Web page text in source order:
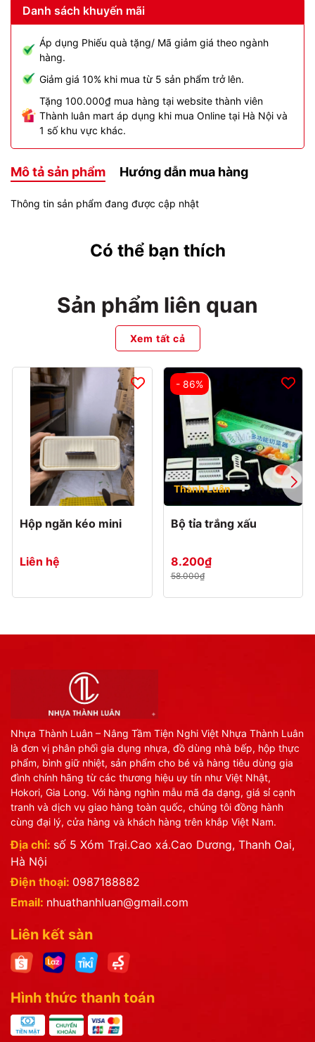
Danh sách khuyến mãi
Áp dụng Phiếu quà tặng/ Mã giảm giá theo ngành
hàng.
Giảm giá 10% khi mua từ 5 sản phẩm trở lên.
Tặng 100.000₫ mua hàng tại website thành viên
Thành luân mart áp dụng khi mua Online tại Hà Nội và
1 số khu vực khác.
Mô tả sản phẩm Hướng dẫn mua hàng
Thông tin sản phẩm đang được cập nhật
Có thể bạn thích
Sản phẩm liên quan
Xem tất cả
Hộp ngăn kéo mini
Liên hệ
- 86%
Thành Luân
Bộ tỉa trắng xấu
8.200₫
58.000₫
Nhựa Thành Luân – Nâng Tầm Tiện Nghi Việt Nhựa Thành Luân
là đơn vị phân phối gia dụng nhựa, đồ dùng nhà bếp, hộp thực
phẩm, bình giữ nhiệt, sản phẩm cho bé và hàng tiêu dùng gia
đình chính hãng từ các thương hiệu uy tín như Việt Nhật,
Hokori, Gia Long. Với hàng nghìn mẫu mã đa dạng, giá sỉ cạnh
tranh và dịch vụ giao hàng toàn quốc, chúng tôi đồng hành
cùng đại lý, cửa hàng và khách hàng trên khắp Việt Nam.
Địa chỉ: số 5 Xóm Trại.Cao xá.Cao Dương, Thanh Oai,
Hà Nội
Điện thoại: 0987188882
Email: nhuathanhluan@gmail.com
Liên kết sàn
Hình thức thanh toán